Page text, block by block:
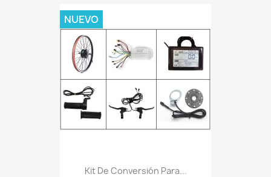
Kit De Conversión Para...
NUEVO